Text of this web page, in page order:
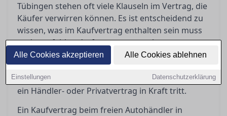
Alle Cookies akzeptieren Alle Cookies ablehnen
Einstellungen Datenschutzerklärung
Tübingen stehen oft viele Klauseln im Vertrag, die
Käufer verwirren können. Es ist entscheidend zu
wissen, was im Kaufvertrag enthalten sein muss
und was fehlen darf, um unangenehme
Überraschungen zu vermeiden. Dieser Artikel gibt
Aufschluss darüber, was der
Gewährleistungsausschluss bedeutet und wann
ein Händler- oder Privatvertrag in Kraft tritt.
Ein Kaufvertrag beim freien Autohändler in